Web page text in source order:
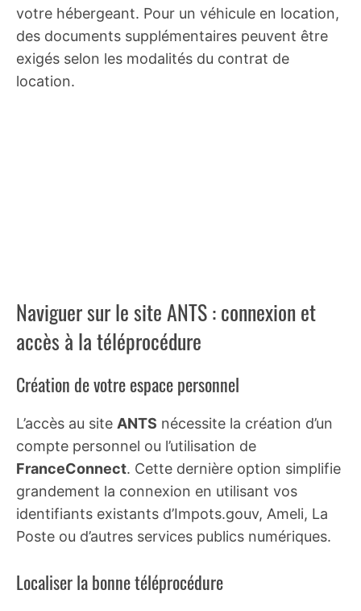
votre hébergeant. Pour un véhicule en location,
des documents supplémentaires peuvent être
exigés selon les modalités du contrat de
location.
Naviguer sur le site ANTS : connexion et
accès à la téléprocédure
Création de votre espace personnel
L’accès au site ANTS nécessite la création d’un
compte personnel ou l’utilisation de
FranceConnect. Cette dernière option simplifie
grandement la connexion en utilisant vos
identifiants existants d’Impots.gouv, Ameli, La
Poste ou d’autres services publics numériques.
Localiser la bonne téléprocédure